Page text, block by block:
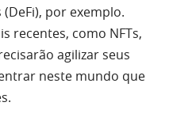
por exemplo.
recentes, como NFTs,
agilizar seus
neste mundo que